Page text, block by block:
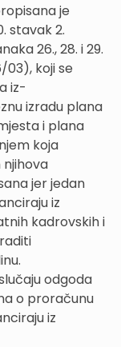
je
stavak 2.
26., 28. i 29.
03), koji se
iz-
izradu plana
i plana
koja
jer jedan
iz
kadrovskih i
odgoda
o proračunu
iz